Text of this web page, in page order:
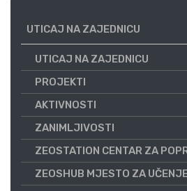
UTICAJ NA ZAJEDNICU
UTICAJ NA ZAJEDNICU
PROJEKTI
AKTIVNOSTI
ZANIMLJIVOSTI
ZEOSTATION CENTAR ZA
ZEOSHUB MJESTO ZA